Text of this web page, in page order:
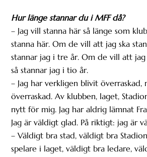
Hur länge stannar du i MFF då?
– Jag vill stanna här så länge som
stanna här. Om de vill att jag ska
stannar jag i tre år. Om de vill att
så stannar jag i tio år.
– Jag har verkligen blivit överraskad,
överraskad. Av klubben, laget,
nytt för mig. Jag har aldrig lämnat
Jag är väldigt glad. På riktigt: jag är
– Väldigt bra stad, väldigt bra
spelare i laget, väldigt bra ledare,